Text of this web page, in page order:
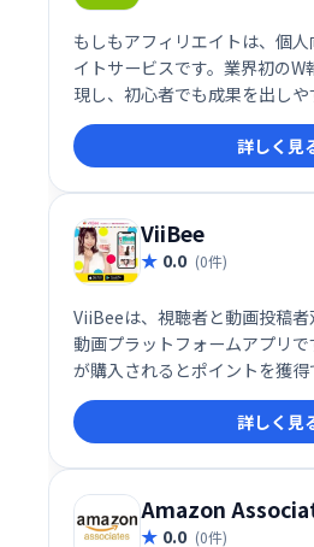
もしもアフィリエイトは、個
イトサービスです。業界初の
現し、初心者でも成果を出し
供やホームページ作成システ
も、手軽にアフィリエイトを始
す。
詳しく見
ViiBee
0.0 (0件)
ViiBeeは、視聴者と動画投稿
動画プラットフォームアプリ
が購入されるとポイントを獲
イト機能を搭載。手軽に動画
る、新しいエンタメ体験を提供
詳しく見
Amazon
0.0 (0件)